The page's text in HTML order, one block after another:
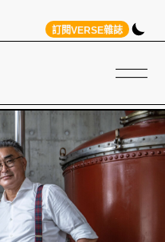
訂閱VERSE雜誌